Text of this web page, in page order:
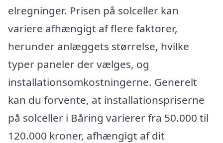
elregninger. Prisen på solceller kan
variere afhængigt af flere faktorer,
herunder anlæggets størrelse, hvilke
typer paneler der vælges, og
installationsomkostningerne. Generelt
kan du forvente, at installationspriserne
på solceller i Båring varierer fra 50.000 til
120.000 kroner, afhængigt af dit